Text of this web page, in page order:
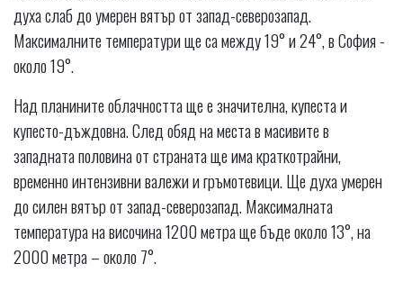
духа слаб до умерен вятър от запад-северозапад.
Максималните температури ще са между 19° и 24°, в София -
около 19°.
Над планините облачността ще е значителна, купеста и
купесто-дъждовна. След обяд на места в масивите в
западната половина от страната ще има краткотрайни,
временно интензивни валежи и гръмотевици. Ще духа умерен
до силен вятър от запад-северозапад. Максималната
температура на височина 1200 метра ще бъде около 13°, на
2000 метра – около 7°.